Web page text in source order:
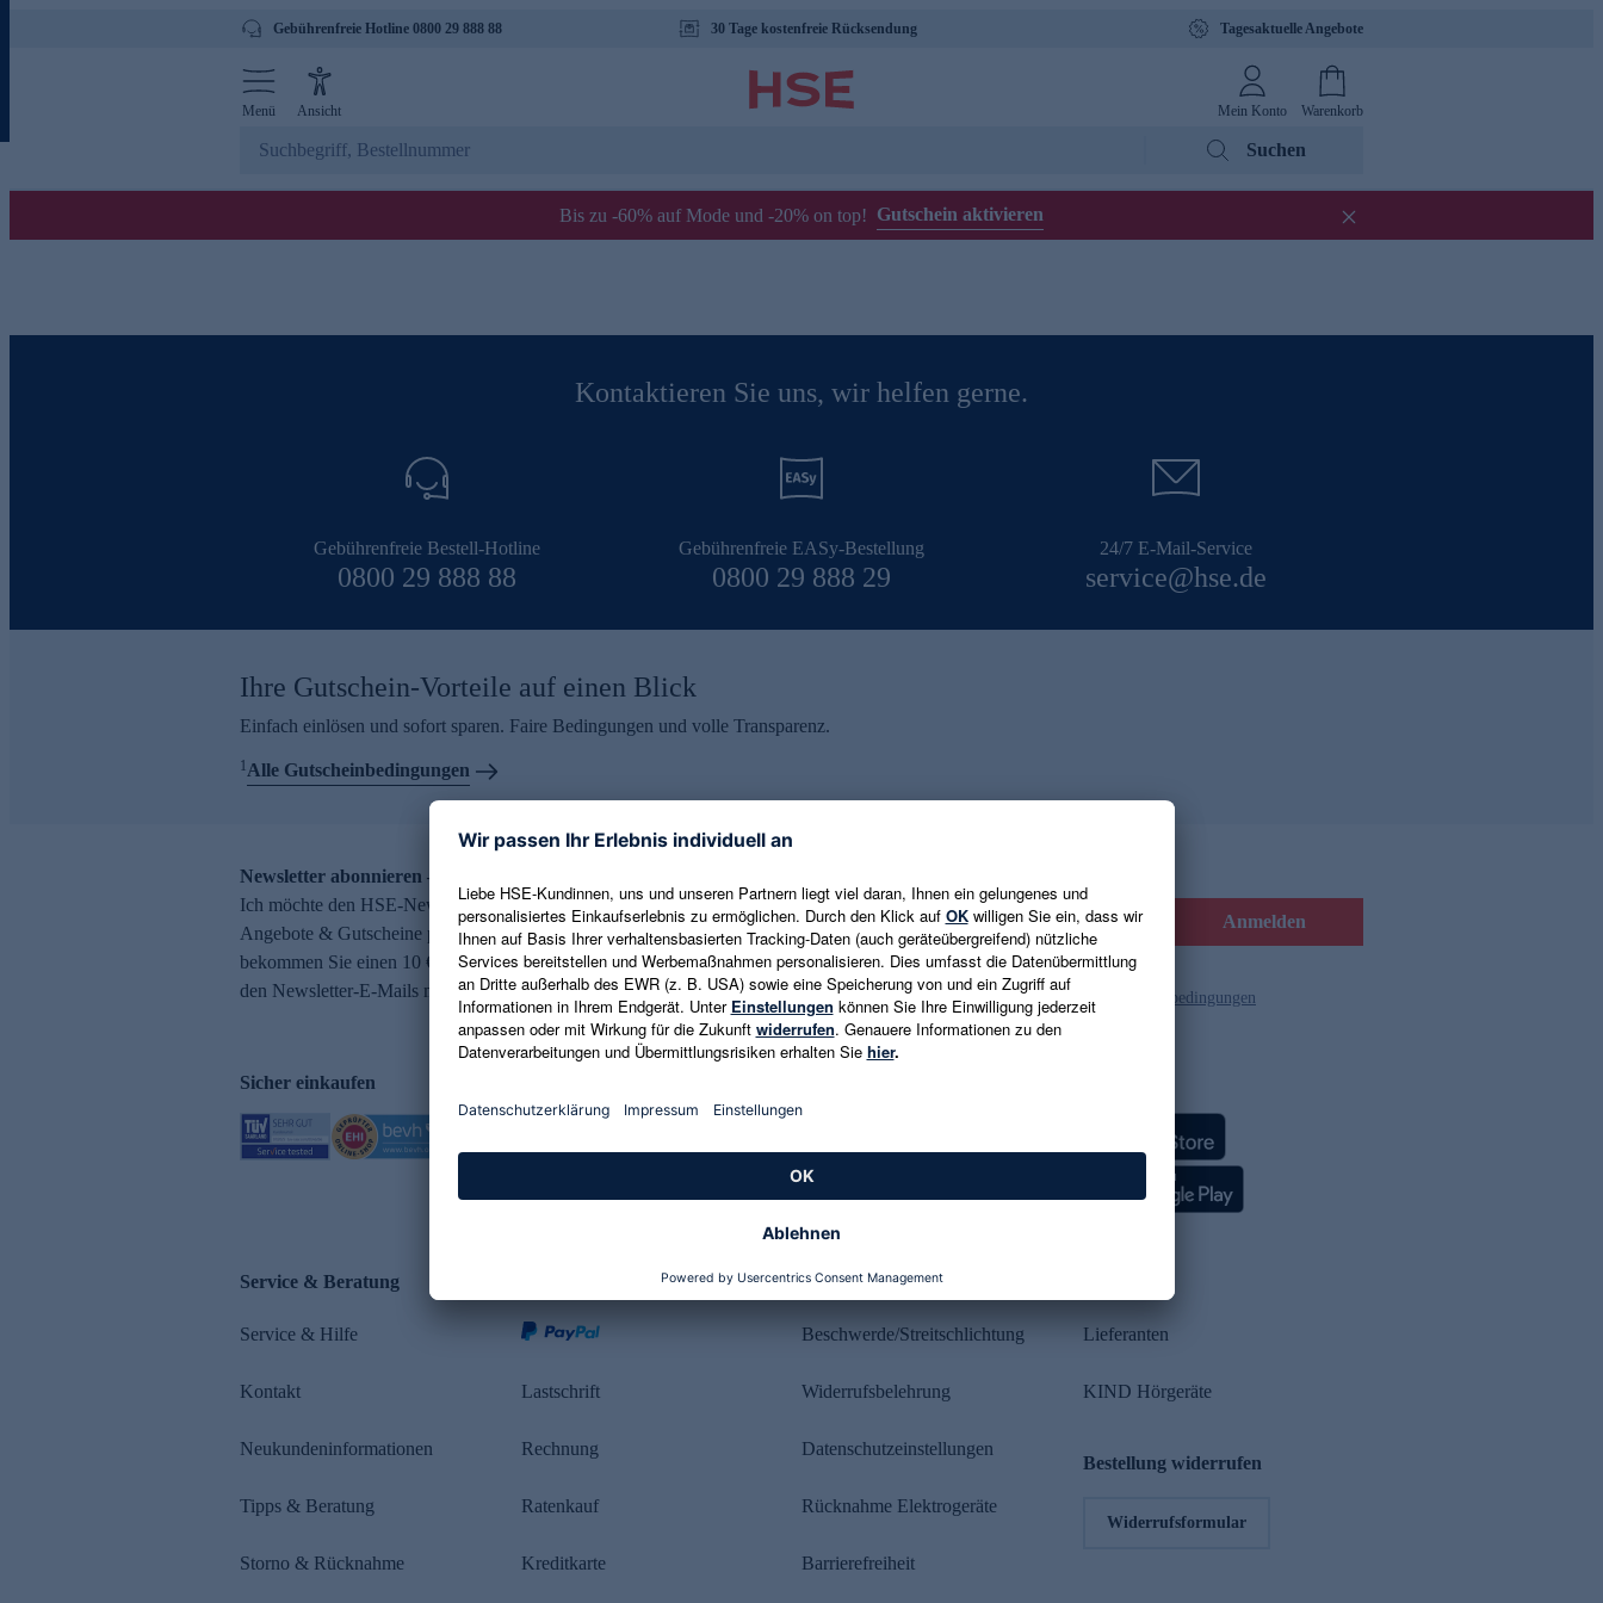
Gebührenfreie Hotline 0800 29 888 88 30 Tage kostenfreie Rücksendung Tagesaktuelle Angebote
Menü Ansicht Mein Konto Warenkorb
Suchen
Bis zu -60% auf Mode und -20% on top! Gutschein aktivieren
Kontaktieren Sie uns, wir helfen gerne.
Gebührenfreie Bestell-Hotline
0800 29 888 88
Gebührenfreie EASy-Bestellung
0800 29 888 29
24/7 E-Mail-Service
service@hse.de
Ihre Gutschein-Vorteile auf einen Blick
Einfach einlösen und sofort sparen. Faire Bedingungen und volle Transparenz.
1Alle Gutscheinbedingungen
Newsletter abonnieren – 10 € Gutschein erhalten
Ich möchte den HSE-Newsletter abonnieren und aktuelle Trends,
Angebote & Gutscheine per E-Mail erhalten. Als Dankeschön
bekommen Sie einen 10 € Gutschein. Eine Abmeldung ist jederzeit in
den Newsletter-E-Mails möglich.
E-Mail-Adresse eingeben Anmelden
Es gelten die Datenschutzrichtlinien und die Gutscheinbedingungen
Sicher einkaufen
Service & Beratung
Service & Hilfe
Kontakt
Neukundeninformationen
Tipps & Beratung
Storno & Rücknahme
Lastschrift
Rechnung
Ratenkauf
Kreditkarte
Rechtliches
Beschwerde/Streitschlichtung
Widerrufsbelehrung
Datenschutzeinstellungen
Rücknahme Elektrogeräte
Barrierefreiheit
Lieferanten
KIND Hörgeräte
Bestellung widerrufen
Widerrufsformular